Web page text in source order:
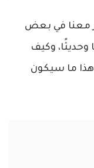
معنا في بعض
وحديثًا، وكيف
هذا ما سيكون